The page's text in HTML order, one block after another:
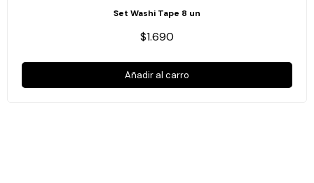
Set Washi Tape 8 un
$1.690
Añadir al carro